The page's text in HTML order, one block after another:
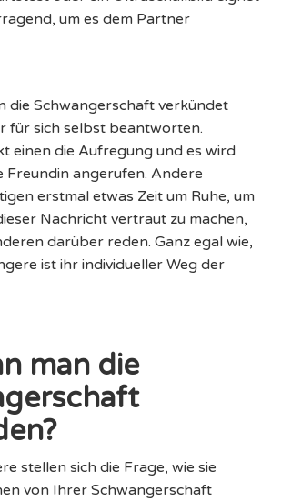
um es dem Partner
die Schwangerschaft verkündet
für sich selbst beantworten.
einen die Aufregung und es wird
Freundin angerufen. Andere
erstmal etwas Zeit um Ruhe, um
Nachricht vertraut zu machen,
darüber reden. Ganz egal wie,
ist ihr individueller Weg der
man die
stellen sich die Frage, wie sie
von Ihrer Schwangerschaft